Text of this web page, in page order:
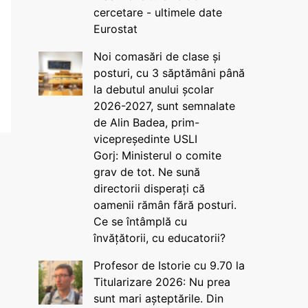
cercetare - ultimele date
Eurostat
Noi comasări de clase și
posturi, cu 3 săptămâni până
la debutul anului școlar
2026-2027, sunt semnalate
de Alin Badea, prim-
vicepreședinte USLI
Gorj: Ministerul o comite
grav de tot. Ne sună
directorii disperați că
oamenii rămân fără posturi.
Ce se întâmplă cu
învățătorii, cu educatorii?
Profesor de Istorie cu 9.70 la
Titularizare 2026: Nu prea
sunt mari așteptările. Din